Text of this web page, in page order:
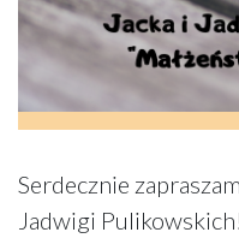
Serdecznie
Jadwigi